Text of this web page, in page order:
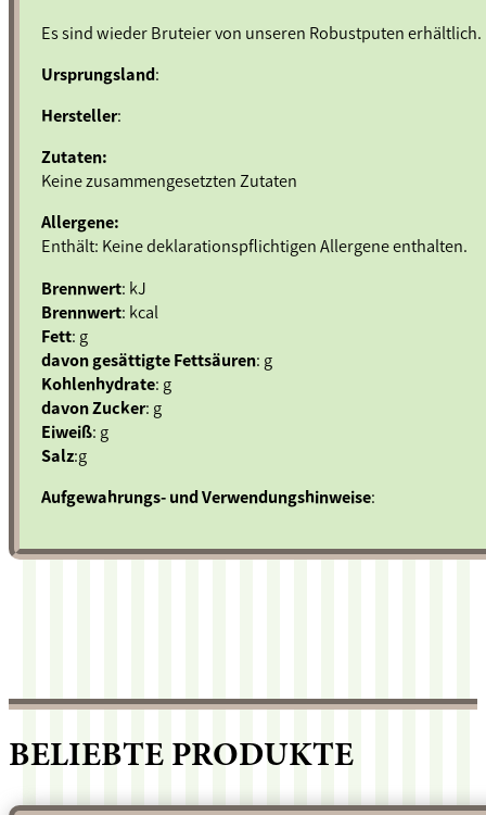
Es sind wieder Bruteier von unseren Robustputen erhältlich.
Ursprungsland:
Hersteller:
Zutaten:
Keine zusammengesetzten Zutaten
Allergene:
Enthält: Keine deklarationspflichtigen Allergene enthalten.
Brennwert: kJ
Brennwert: kcal
Fett: g
davon gesättigte Fettsäuren: g
Kohlenhydrate: g
davon Zucker: g
Eiweiß: g
Salz:g
Aufgewahrungs- und Verwendungshinweise:
BELIEBTE PRODUKTE